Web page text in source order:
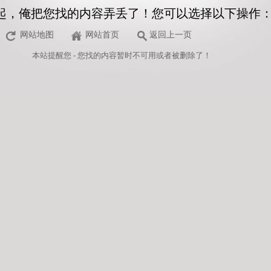
，俺把您找的内容弄丢了！您可以选择以下操作
网站地图 网站首页 返回上一页
本站提醒您 - 您找的内容暂时不可用或者被删除了！